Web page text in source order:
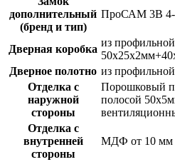
дополнительный
(бренд и тип)
ПроСАМ 3В
Дверная коробка
из
Дверное полотно из
Отделка с
наружной
стороны
Порошковый
полосой
Отделка с
внутренней
стороны
МДФ от 10 мм